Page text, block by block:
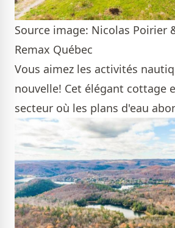
Source image: Nicolas Poirier
Remax Québec
Vous aimez les activités
nouvelle! Cet élégant cottage
secteur où les plans d'eau